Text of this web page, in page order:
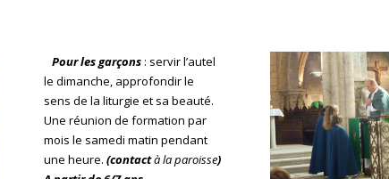
Pour les garçons : servir l’autel
le dimanche, approfondir le
sens de la liturgie et sa beauté.
Une réunion de formation par
mois le samedi matin pendant
une heure.(contactà la paroisse)